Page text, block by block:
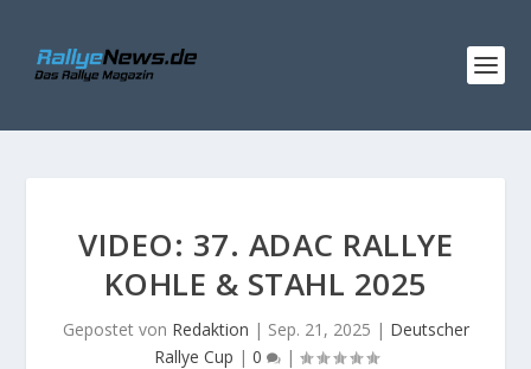
VIDEO: 37. ADAC RALLYE
KOHLE & STAHL 2025
Gepostet von Redaktion | Sep. 21, 2025 | Deutscher
Rallye Cup | 0 |